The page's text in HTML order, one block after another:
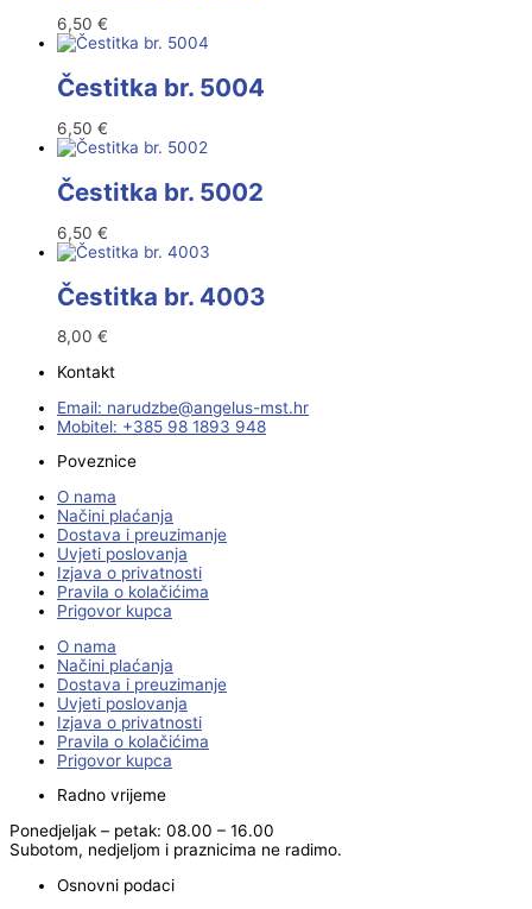
6,50 €
Čestitka br. 5004
6,50 €
Čestitka br. 5002
6,50 €
Čestitka br. 4003
8,00 €
Kontakt
Email:
rh.tsm-sulegna
@ebzduran
Mobitel: +385 98 1893 948
Poveznice
O nama
Načini plaćanja
Dostava i preuzimanje
Uvjeti poslovanja
Izjava o privatnosti
Pravila o kolačićima
Prigovor kupca
O nama
Načini plaćanja
Dostava i preuzimanje
Uvjeti poslovanja
Izjava o privatnosti
Pravila o kolačićima
Prigovor kupca
Radno vrijeme
Ponedjeljak – petak: 08.00 – 16.00
Subotom, nedjeljom i praznicima ne radimo.
Osnovni podaci